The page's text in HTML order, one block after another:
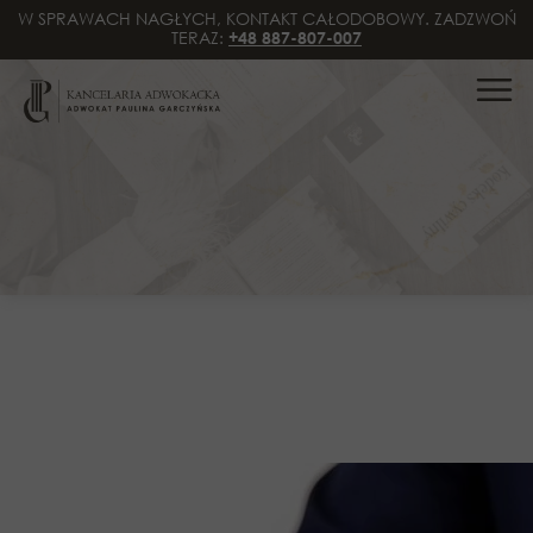
W SPRAWACH NAGŁYCH, KONTAKT CAŁODOBOWY. ZADZWOŃ
TERAZ: +48 887-807-007